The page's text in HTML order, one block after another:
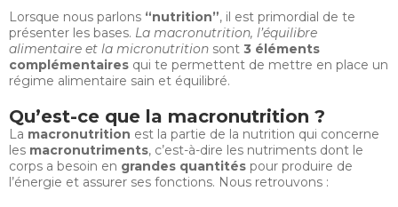
Lorsque nous parlons “nutrition”, il est primordial de te
présenter les bases. La macronutrition, l’équilibre
alimentaire et la micronutrition sont 3 éléments
complémentaires qui te permettent de mettre en place un
régime alimentaire sain et équilibré.
Qu’est-ce que la macronutrition ?
La macronutrition est la partie de la nutrition qui concerne
les macronutriments, c’est-à-dire les nutriments dont le
corps a besoin en grandes quantités pour produire de
l’énergie et assurer ses fonctions. Nous retrouvons :